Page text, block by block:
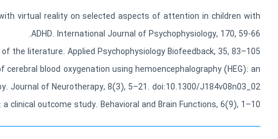
virtual reality on selected aspects of attention in children with
ADHD. International Journal of Psychophysiology, 170, 59-66.‏
the literature. Applied Psychophysiology Biofeedback, 35, 83–105.
cerebral blood oxygenation using hemoencephalography (HEG): an
Journal of Neurotherapy, 8(3), 5–21. doi:10.1300/J184v08n03_02
clinical outcome study. Behavioral and Brain Functions, 6(9), 1–10.